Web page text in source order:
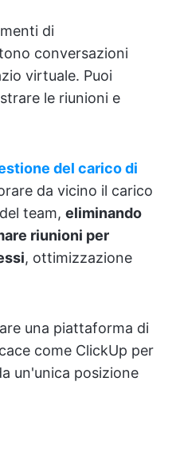
di
conversazioni
virtuale. Puoi
le riunioni e
del carico di
da vicino il carico
team, eliminando
riunioni per
, ottimizzazione
una piattaforma di
come ClickUp per
un'unica posizione